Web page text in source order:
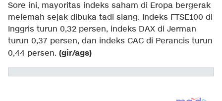
Sore ini, mayoritas indeks saham di Eropa bergerak
melemah sejak dibuka tadi siang. Indeks FTSE100 di
Inggris turun 0,32 persen, indeks DAX di Jerman
turun 0,37 persen, dan indeks CAC di Perancis turun
0,44 persen. (gir/ags)